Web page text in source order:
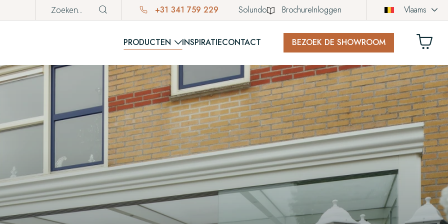
+31 341 759 229 Solundo BrochureInloggen Vlaams
PRODUCTEN INSPIRATIECONTACT BEZOEK DE SHOWROOM
Er bevinden zich nog geen producten in uw winkelwagen.